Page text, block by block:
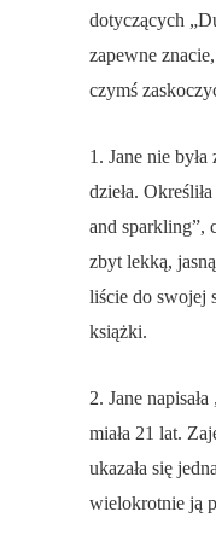
dotyczących
zapewne
czymś
1. Jane nie
dzieła.
and sparkling”,
zbyt lekką,
liście do swojej
książki.
2. Jane
miała 21 lat.
ukazała się
wielokrotnie ją